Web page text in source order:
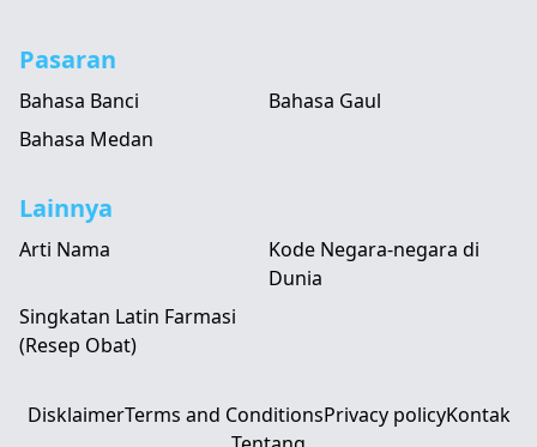
Pasaran
Bahasa Banci
Bahasa Gaul
Bahasa Medan
Lainnya
Arti Nama
Kode Negara-negara di
Dunia
Singkatan Latin Farmasi
(Resep Obat)
DisklaimerTerms and ConditionsPrivacy policyKontak